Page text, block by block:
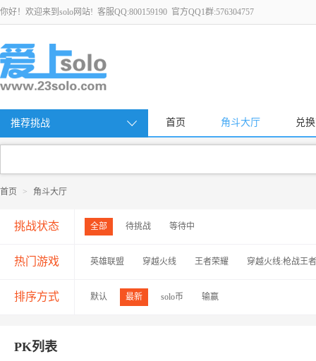
你好！欢迎来到solo网站! 客服QQ:800159190 官方QQ1群:576304757
推荐挑战 首页 角斗大厅 兑
首页 > 角斗大厅
挑战状态 全部 待挑战 等待中
热门游戏 英雄联盟 穿越火线 王者荣耀 穿越火线:枪战王者
排序方式 默认 最新 solo币 输赢
PK列表